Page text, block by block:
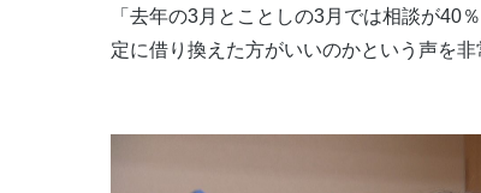
「去年の3月とことしの3月では相談が40
定に借り換えた方がいいのかという声を非